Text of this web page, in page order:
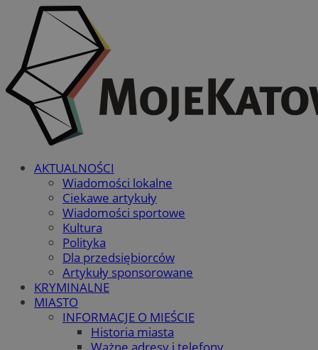
AKTUALNOŚCI
Wiadomości lokalne
Ciekawe artykuły
Wiadomości sportowe
Kultura
Polityka
Dla przedsiębiorców
Artykuły sponsorowane
KRYMINALNE
MIASTO
INFORMACJE O MIEŚCIE
Historia miasta